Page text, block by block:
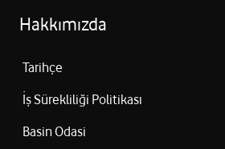
Hakkımızda
Tarihçe
İş Sürekliliği Politikası
Basin Odasi